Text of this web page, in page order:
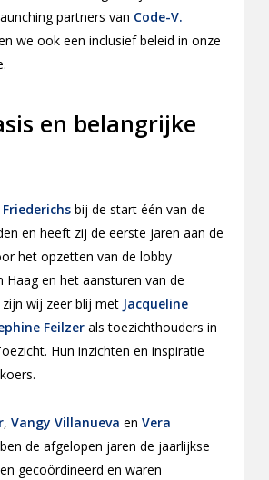
partners van Code-V.
we ook een inclusief beleid in onze
en belangrijke
bij de start één van de
en heeft zij de eerste jaren aan de
het opzetten van de lobby
Haag en het aansturen van de
wij zeer blij met Jacqueline
Feilzer als toezichthouders in
Hun inzichten en inspiratie
,Vangy Villanueva enVera
de afgelopen jaren de jaarlijkse
gecoördineerd en waren